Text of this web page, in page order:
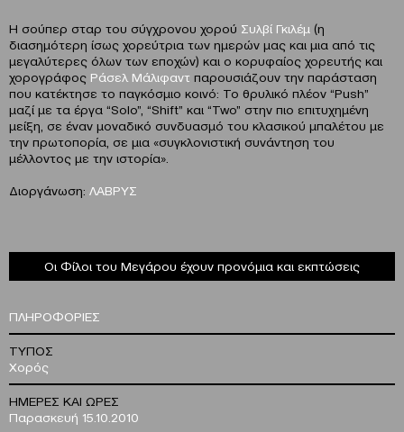
Η σούπερ σταρ του σύγχρονου χορού Συλβί Γκιλέμ (η
διασημότερη ίσως χορεύτρια των ημερών μας και μια από τις
μεγαλύτερες όλων των εποχών) και ο κορυφαίος χορευτής και
χορογράφος Ράσελ Μάλιφαντ παρουσιάζουν την παράσταση
που κατέκτησε το παγκόσμιο κοινό: Το θρυλικό πλέον “Push”
μαζί με τα έργα “Solo”, “Shift” και “Two” στην πιο επιτυχημένη
μείξη, σε έναν μοναδικό συνδυασμό του κλασικού μπαλέτου με
την πρωτοπορία, σε μια «συγκλονιστική συνάντηση του
μέλλοντος με την ιστορία».
Διοργάνωση: ΛΑΒΡΥΣ
Οι Φίλοι του Μεγάρου έχουν προνόμια και εκπτώσεις
ΠΛΗΡΟΦΟΡΙΕΣ
ΤΥΠΟΣ
Χορός
ΗΜΕΡΕΣ ΚΑΙ ΩΡΕΣ
Παρασκευή 15.10.2010